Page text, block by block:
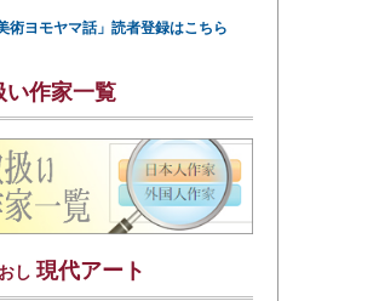
術ヨモヤマ話」読者登録はこちら
い作家一覧
し 現代アート